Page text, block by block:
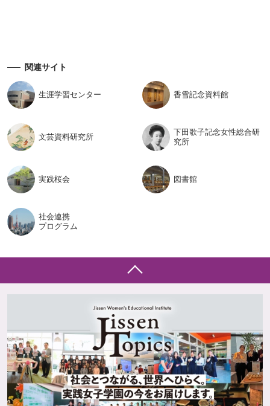
関連サイト
生涯学習センター 香雪記念資料館
文芸資料研究所
下田歌子記念女性総合研
究所
実践桜会 図書館
社会連携
プログラム